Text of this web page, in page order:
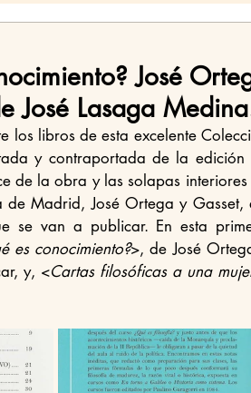
José
José Lasaga
y contraportada de la edición
de la obra y las solapas interiores
Madrid, José Ortega y Gasset,
se van a publicar. En esta
es conocimiento?>, de José
y, <Cartas filosóficas a una